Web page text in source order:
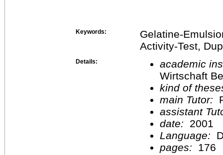
Keywords:
Gelatine-
Activity-Test,
Details:
academic
Wirtschaft
kind of
main Tutor:
assistant
date:
2001
Language:
pages:
176